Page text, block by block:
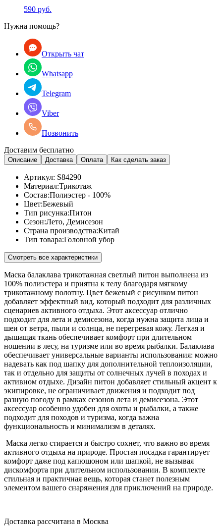
590 руб.
Нужна помощь?
Открыть чат
Whatsapp
Telegram
Viber
Позвонить
Доставим бесплатно
Описание Доставка Оплата Как сделать заказ
Артикул: S84290
Материал:Трикотаж
Состав:Полиэстер - 100%
Цвет:Бежевый
Тип рисунка:Питон
Сезон:Лето, Демисезон
Страна производства:Китай
Тип товара:Головной убор
Смотреть все характеристики
Маска балаклава трикотажная светлый питон выполнена из
100% полиэстера и приятна к телу благодаря мягкому
трикотажному полотну. Цвет бежевый с рисунком питон
добавляет эффектный вид, который подходит для различных
сценариев активного отдыха. Этот аксессуар отлично
подходит для лета и демисезона, когда нужна защита лица и
шеи от ветра, пыли и солнца, не перегревая кожу. Легкая и
дышащая ткань обеспечивает комфорт при длительном
ношении в лесу, на туризме или во время рыбалки. Балаклава
обеспечивает универсальные варианты использования: можно
надевать как под шапку для дополнительной теплоизоляции,
так и отдельно для защиты от солнечных лучей в походах и
активном отдыхе. Дизайн питон добавляет стильный акцент к
экипировке, не ограничивает движения и подходит под
разную погоду в рамках сезонов лета и демисезона. Этот
аксессуар особенно удобен для охоты и рыбалки, а также
подходит для походов и туризма, когда важна
функциональность и минимализм в деталях.
Маска легко стирается и быстро сохнет, что важно во время
активного отдыха на природе. Простая посадка гарантирует
комфорт даже под капюшоном или шапкой, не вызывая
дискомфорта при длительном использовании. В комплекте
стильная и практичная вещь, которая станет полезным
элементом вашего снаряжения для приключений на природе.
Доставка рассчитана в Москва